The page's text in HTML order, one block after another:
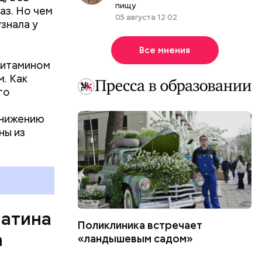
Но чем
у
Как
из
пищу
05 августа 12:02
Все мнения
Поликлиника встречает
«ландышевым садом»